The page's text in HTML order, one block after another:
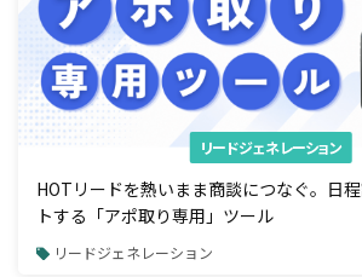
リードジェネレーション
HOTリードを熱いまま商談につなぐ。日
トする「アポ取り専用」ツール
リードジェネレーション